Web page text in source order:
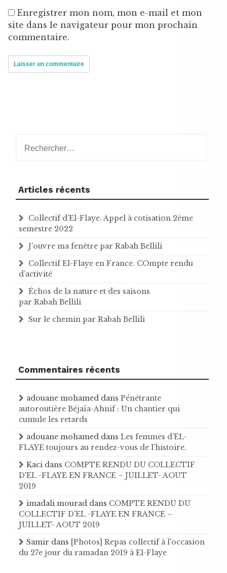
Enregistrer mon nom, mon e-mail et mon
site dans le navigateur pour mon prochain
commentaire.
Articles récents
Collectif d’El-Flaye. Appel à cotisation 2ème
semestre 2022
J’ouvre ma fenêtre par Rabah Bellili
Collectif El-Flaye en France. COmpte rendu
d’activité
Échos de la nature et des saisons
par Rabah Bellili
Sur le chemin par Rabah Bellili
Commentaires récents
adouane mohamed dans Pénétrante
autoroutière Béjaïa-Ahnif : Un chantier qui
cumule les retards
adouane mohamed dans Les femmes d’EL-
FLAYE toujours au rendez-vous de l’histoire .
Kaci dans COMPTE RENDU DU COLLECTIF
D'EL -FLAYE EN FRANCE – JUILLET- AOUT
2019
imadali mourad dans COMPTE RENDU DU
COLLECTIF D'EL -FLAYE EN FRANCE –
JUILLET- AOUT 2019
Samir dans [Photos] Repas collectif à l'occasion
du 27e jour du ramadan 2019 à El-Flaye